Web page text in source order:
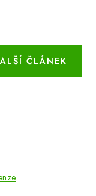
ČLÁNEK